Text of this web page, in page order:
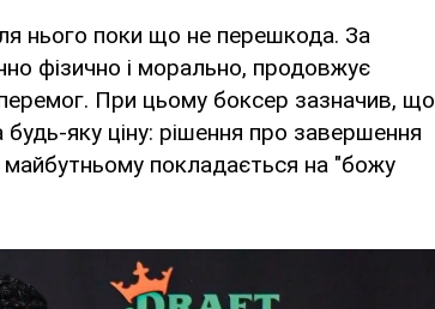
нього поки що не перешкода. За
фізично і морально, продовжує
При цьому боксер зазначив, що
яку ціну: рішення про завершення
майбутньому покладається на "божу